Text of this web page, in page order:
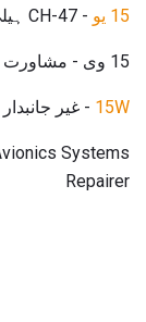
15 یو - CH-47 ہیلی کاپٹر مرمتکار
15 وی - مشاورت / سکاؤٹ ہیلی کاپٹر مرمتکار
15W - غیر
Systems
Repairer